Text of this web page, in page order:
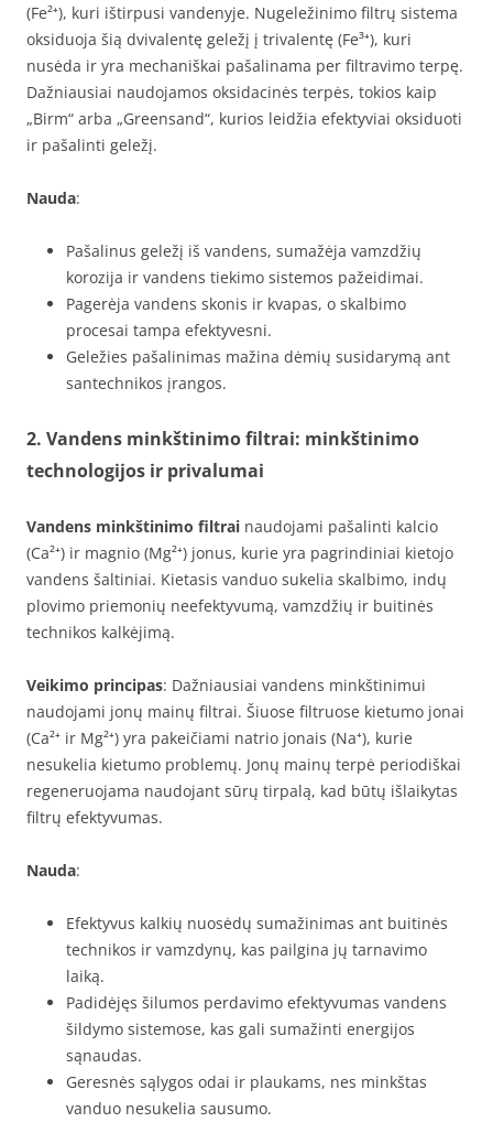
(Fe²⁺), kuri ištirpusi vandenyje. Nugeležinimo filtrų sistema
oksiduoja šią dvivalentę geležį į trivalentę (Fe³⁺), kuri
nusėda ir yra mechaniškai pašalinama per filtravimo terpę.
Dažniausiai naudojamos oksidacinės terpės, tokios kaip
„Birm“ arba „Greensand“, kurios leidžia efektyviai oksiduoti
ir pašalinti geležį.
Nauda:
Pašalinus geležį iš vandens, sumažėja vamzdžių
korozija ir vandens tiekimo sistemos pažeidimai.
Pagerėja vandens skonis ir kvapas, o skalbimo
procesai tampa efektyvesni.
Geležies pašalinimas mažina dėmių susidarymą ant
santechnikos įrangos.
2. Vandens minkštinimo filtrai: minkštinimo
technologijos ir privalumai
Vandens minkštinimo filtrai naudojami pašalinti kalcio
(Ca²⁺) ir magnio (Mg²⁺) jonus, kurie yra pagrindiniai kietojo
vandens šaltiniai. Kietasis vanduo sukelia skalbimo, indų
plovimo priemonių neefektyvumą, vamzdžių ir buitinės
technikos kalkėjimą.
Veikimo principas: Dažniausiai vandens minkštinimui
naudojami jonų mainų filtrai. Šiuose filtruose kietumo jonai
(Ca²⁺ ir Mg²⁺) yra pakeičiami natrio jonais (Na⁺), kurie
nesukelia kietumo problemų. Jonų mainų terpė periodiškai
regeneruojama naudojant sūrų tirpalą, kad būtų išlaikytas
filtrų efektyvumas.
Nauda:
Efektyvus kalkių nuosėdų sumažinimas ant buitinės
technikos ir vamzdynų, kas pailgina jų tarnavimo
laiką.
Padidėjęs šilumos perdavimo efektyvumas vandens
šildymo sistemose, kas gali sumažinti energijos
sąnaudas.
Geresnės sąlygos odai ir plaukams, nes minkštas
vanduo nesukelia sausumo.